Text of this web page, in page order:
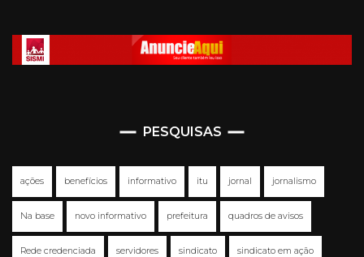
PESQUISAS
ações benefícios informativo itu jornal jornalismo
Na base novo informativo prefeitura quadros de avisos
Rede credenciada servidores sindicato sindicato em ação